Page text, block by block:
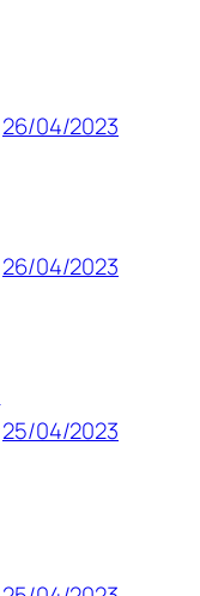
26/04/2023
26/04/2023
25/04/2023